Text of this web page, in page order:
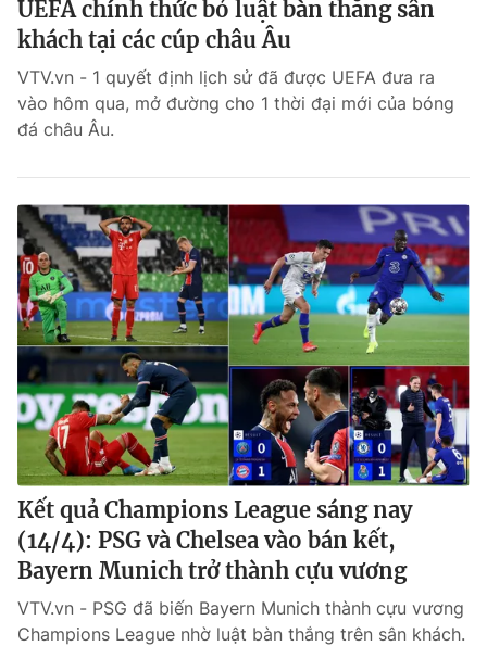
UEFA chính thức bỏ luật bàn thắng sân
khách tại các cúp châu Âu
VTV.vn - 1 quyết định lịch sử đã được UEFA đưa ra
vào hôm qua, mở đường cho 1 thời đại mới của bóng
đá châu Âu.
Kết quả Champions League sáng nay
(14/4): PSG và Chelsea vào bán kết,
Bayern Munich trở thành cựu vương
VTV.vn - PSG đã biến Bayern Munich thành cựu vương
Champions League nhờ luật bàn thắng trên sân khách.